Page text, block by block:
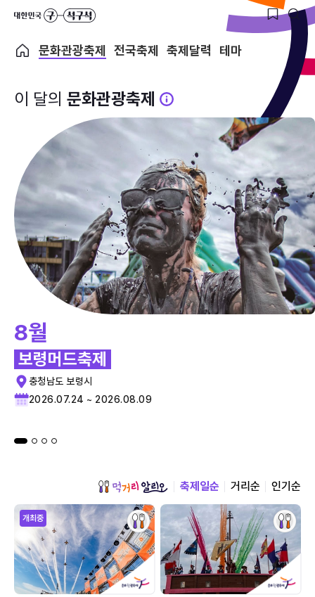
문화관광축제 전국축제 축제달력 테마
이 달의 문화관광축제
8월
보령머드축제
충청남도 보령시
2026.07.24 ~ 2026.08.09
축제일순 거리순 인기순
개최중